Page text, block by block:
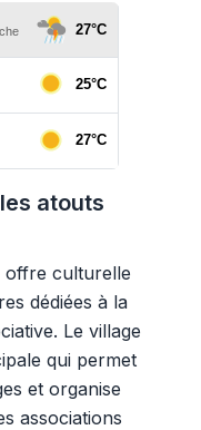
atouts
offre culturelle
dédiées à la
Le village
qui permet
et organise
associations